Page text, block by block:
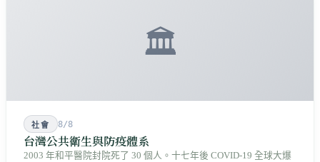
🏛️
社會 8/8
台灣公共衛生與防疫體系
2003 年和平醫院封院死了 30 個人。十七年後 COVID-19 全球大爆